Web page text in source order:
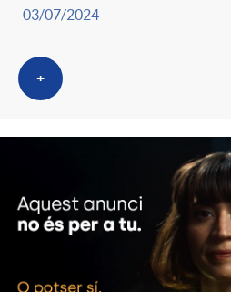
03/07/2024
+